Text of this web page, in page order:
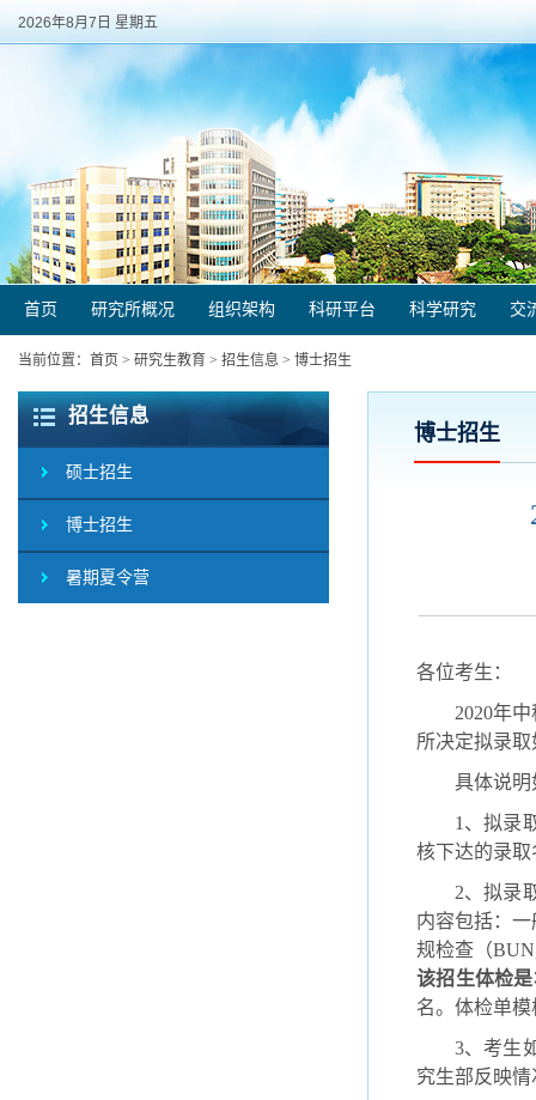
2026年8月7日 星期五
首页 研究所概况 组织架构 科研平台 科学研究 交
当前位置： 首页 > 研究生教育 > 招生信息 > 博士招生
招生信息
硕士招生
博士招生
暑期夏令营
博士招生
各位考生：
2020年中
所决定拟录取
具体说明
1 、拟录
核下达的录
2、拟录
内容包括：
规检查（
该招生体检
名。体检单
3、考生
究生部反映